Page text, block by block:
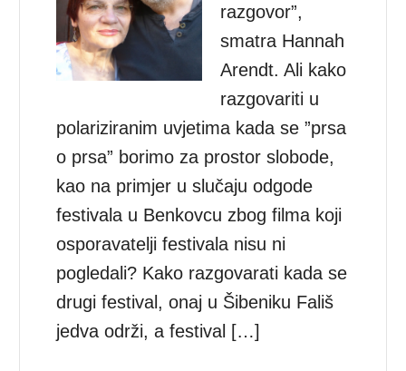
razgovor”,
smatra Hannah
Arendt. Ali kako
razgovariti u
polariziranim uvjetima kada se ”prsa
o prsa” borimo za prostor slobode,
kao na primjer u slučaju odgode
festivala u Benkovcu zbog filma koji
osporavatelji festivala nisu ni
pogledali? Kako razgovarati kada se
drugi festival, onaj u Šibeniku Fališ
jedva održi, a festival […]